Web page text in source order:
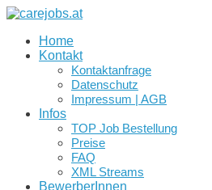
Home
Kontakt
Kontaktanfrage
Datenschutz
Impressum | AGB
Infos
TOP Job Bestellung
Preise
FAQ
XML Streams
BewerberInnen